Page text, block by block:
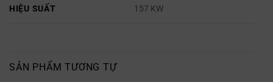
HIỆU SUẤT 157 KW
SẢN PHẨM TƯƠNG TỰ